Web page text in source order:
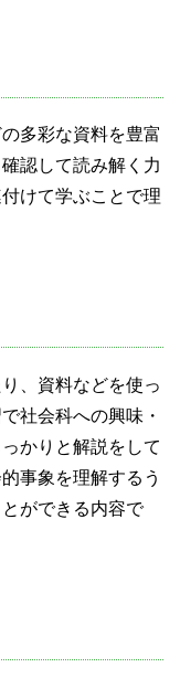
多彩な資料を豊富
認して読み解く力
けて学ぶことで理
、資料などを使っ
社会科への興味・
かりと解説をして
事象を理解するう
ができる内容で